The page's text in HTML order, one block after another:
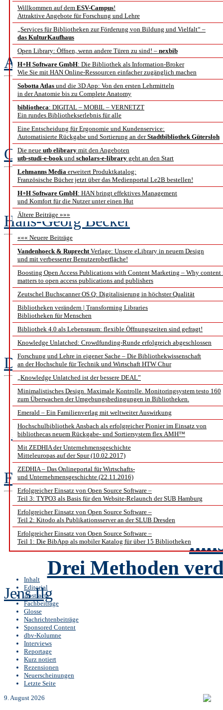
Willkommen auf dem ESV-Campus!
Attraktive Angebote für Forschung und Lehre
„Services für Bibliotheken zur Förderung von Bildung und Vielfalt“ –
das KulturKaufhaus
Open Library: Öffnen, wenn andere Türen zu sind! – nexbib
H+H Software GmbH: Die Bibliothek als Information-Broker
Wie Sie mit HAN Online-Ressourcen einfacher zugänglich machen
Sobotta Atlas und die 3D App: Von den ersten Lehrmitteln
in der Anatomie bis zu Complete Anatomy
bibliotheca: DIGITAL – MOBIL – VERNETZT
Ein rundes Bibliothekserlebnis für alle
Eine Entscheidung für Ergonomie und Kundenservice:
Automatisierte Rückgabe und Sortierung an derStadtbibliothek Gütersloh
Die neue utb elibrary mit den Angeboten
utb-studi-e-bookund scholars-e-library geht an den Start
Lehmanns Media erweitert Produktkatalog:
Französische Bücher jetzt über das Medienportal Le2B bestellen!
H+H Software GmbH: HAN bringt effektives Management
und Komfort für die Nutzer unter einen Hut
Ältere Beiträge »»»
««« Neuere Beiträge
Vandenhoeck & RuprechtVerlage: Unsere eLibrary in neuem Design
und mit verbesserter Benutzeroberfläche!
Boosting Open Access Publications with Content Marketing – Why content
matters to open access publications and publishers
Zeutschel Buchscanner OS Q: Digitalisierung in höchster Qualität
Bibliotheken verändern | Transforming Libraries
Bibliotheken für Menschen
Bibliothek 4.0 als Lebensraum: flexible Öffnungszeiten sind gefragt!
Knowledge Unlatched: Crowdfunding-Runde erfolgreich abgeschlossen
Forschung und Lehre in eigener Sache – Die Bibliothekwissenschaft
an der Hochschule für Technik und Wirtschaft HTW Chur
„Knowledge Unlatched ist der bessere DEAL”
Minimalistisches Design. Maximale Kontrolle. Monitoringsystem testo 160
zum Überwachen der Umgebungsbedingungen in Bibliotheken.
Emerald – Ein Familienverlag mit weltweiter Auswirkung
Hochschulbibliothek Ansbach als erfolgreicher Pionier im Einsatz von
bibliothecas neuem Rückgabe- und Sortiersystem flex AMH™
Mit ZEDHIA der Unternehmensgeschichte
Mitteleuropas auf der Spur (10.02.2017)
ZEDHIA – Das Onlineportal für Wirtschafts-
und Unternehmensgeschichte (22.11.2016)
Erfolgreicher Einsatz von Open Source Software –
Teil 3: TYPO3 als Basis für den Website-Relaunch der SUB Hamburg
Erfolgreicher Einsatz von Open Source Software –
Teil 2: Kitodo als Publikationsserver an der SLUB Dresden
Erfolgreicher Einsatz von Open Source Software –
Teil 1: Die BibApp als mobiler Katalog für über 15 Bibliotheken
Inhalt
Editorial
Abstracts
Fachbeiträge
Glosse
Nachrichtenbeiträge
Sponsored Content
dbv-Kolumne
Interviews
Reportage
Kurz notiert
Rezensionen
Neuerscheinungen
Letzte Seite
9. August 2026
im Kontext der
Annette Strauch
Elektronisches
Die
Christoph Müller
Der Katalog als
Hans-Georg Becker
Analoge Objekte,
Neue Wege für die
Ein
Dr. Katharina Eck, Dr. Lydia
Digital
Zu den neuen Regeln für
und ihrem
Frédéric Döhl und Dorothea
Was machen
Drei Methoden
Jens Ilg